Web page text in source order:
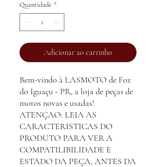
Quantidade *
Adicionar ao carrinho
Bem-vindo à LASMOTO de Foz
do Iguaçu - PR, a loja de peças de
motos novas e usadas!
ATENÇAO: LEIA AS
CARACTERISTICAS DO
PRODUTO PARA VER A
COMPATILIBILIDADE E
ESTADO DA PEÇA, ANTES DA